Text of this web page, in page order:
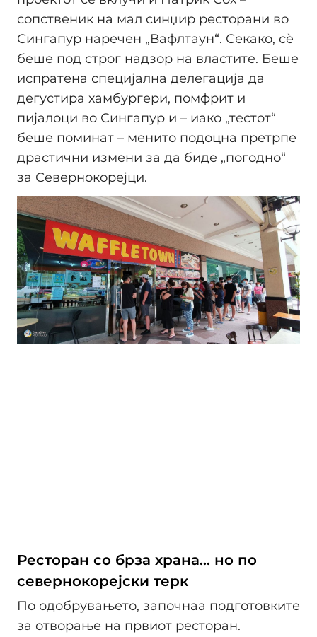
сопственик на мал синџир ресторани во
Сингапур наречен „Вафлтаун“. Секако, сè
беше под строг надзор на властите. Беше
испратена специјална делегација да
дегустира хамбургери, помфрит и
пијалоци во Сингапур и – иако „тестот“
беше поминат – менито подоцна претрпе
драстични измени за да биде „погодно“
за Севернокорејци.
Ресторан со брза храна... но по
севернокорејски терк
По одобрувањето, започнаа подготовките
за отворање на првиот ресторан.